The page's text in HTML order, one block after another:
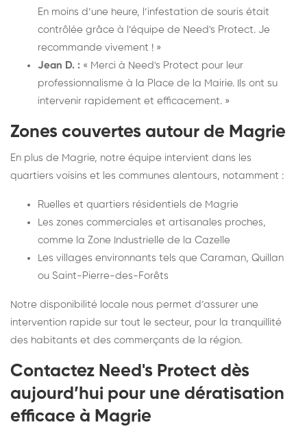
En moins d’une heure, l’infestation de souris était
contrôlée grâce à l’équipe de Need's Protect. Je
recommande vivement ! »
Jean D. : « Merci à Need's Protect pour leur
professionnalisme à la Place de la Mairie. Ils ont su
intervenir rapidement et efficacement. »
Zones couvertes autour de Magrie
En plus de Magrie, notre équipe intervient dans les
quartiers voisins et les communes alentours, notamment :
Ruelles et quartiers résidentiels de Magrie
Les zones commerciales et artisanales proches,
comme la Zone Industrielle de la Cazelle
Les villages environnants tels que Caraman, Quillan
ou Saint-Pierre-des-Forêts
Notre disponibilité locale nous permet d’assurer une
intervention rapide sur tout le secteur, pour la tranquillité
des habitants et des commerçants de la région.
Contactez Need's Protect dès
aujourd’hui pour une dératisation
efficace à Magrie